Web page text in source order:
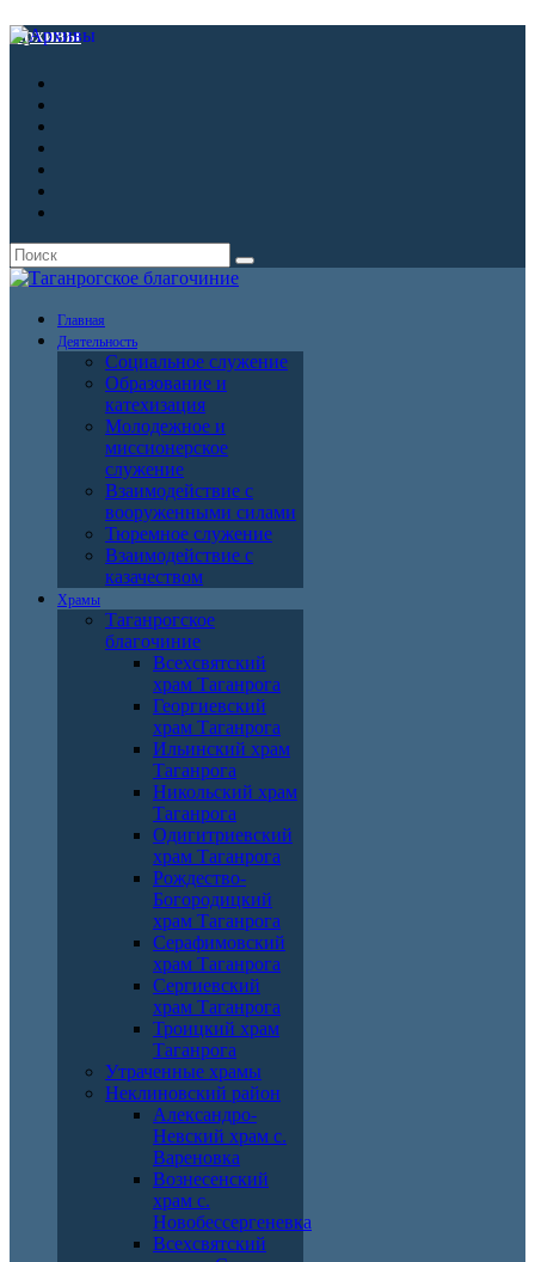
Архивы
Главная
Деятельность
Социальное служение
Образование и
катехизация
Молодежное и
миссионерское
служение
Взаимодействие с
вооруженными силами
Тюремное служение
Взаимодействие с
казачеством
Храмы
Таганрогское
благочиние
Всехсвятский
храм Таганрога
Георгиевский
храм Таганрога
Ильинский храм
Таганрога
Никольский храм
Таганрога
Одигитриевский
храм Таганрога
Рождество-
Богородицкий
храм Таганрога
Серафимовский
храм Таганрога
Сергиевский
храм Таганрога
Троицкий храм
Таганрога
Утраченные храмы
Неклиновский район
Александро-
Невский храм с.
Вареновка
Вознесенский
храм с.
Новобессергеневка
Всехсвятский